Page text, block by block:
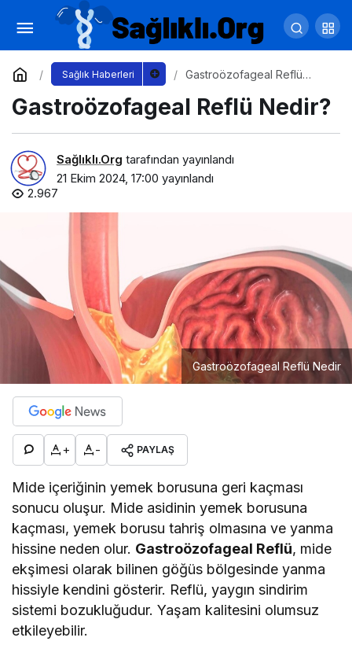
Sağlık Haberleri
Gastroözofageal Reflü
Gastroözofageal Reflü Nedir?
Sağlıklı.Org tarafından yayınlandı
21 Ekim 2024, 17:00 yayınlandı
2.967
Gastroözofageal Reflü Nedir
+ - PAYLAŞ
Mide içeriğinin yemek borusuna geri kaçması
sonucu oluşur. Mide asidinin yemek borusuna
kaçması, yemek borusu tahriş olmasına ve yanma
hissine neden olur. Gastroözofageal Reflü, mide
ekşimesi olarak bilinen göğüs bölgesinde yanma
hissiyle kendini gösterir. Reflü, yaygın sindirim
sistemi bozukluğudur. Yaşam kalitesini olumsuz
etkileyebilir.
Diş Eti Hastalıkları Hamile Kalmayı
Engelleyebilir mi?
Yorum Yap Paylaş